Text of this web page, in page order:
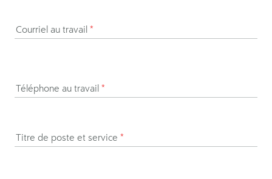
Courriel au travail *
Téléphone au travail *
Titre de poste et service *